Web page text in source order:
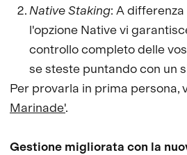
Native Staking: A
l'opzione Native vi
controllo completo delle
se steste puntando con un
Per provarla in prima persona,
Marinade'.
Gestione migliorata con la